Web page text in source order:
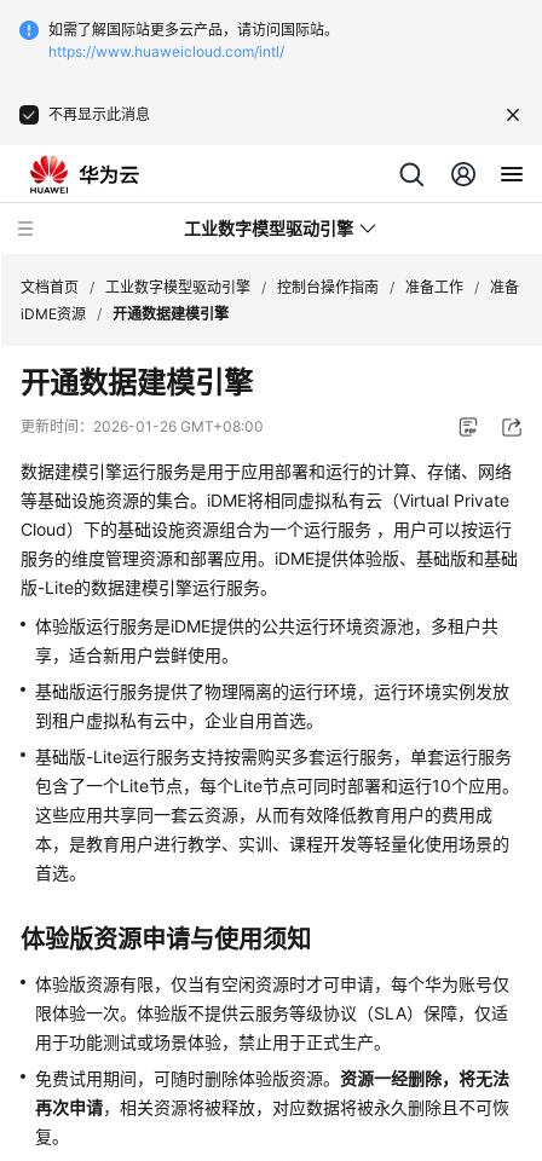
如需了解国际站更多云产品，请访问国际站。
https://www.huaweicloud.com/intl/
不再显示此消息
工业数字模型驱动引擎
最
新
动
产
品
介
绍
计
费
说
明
快
速
入
门
制
操
作
指
使
文档首页 / 工业数字模型驱动引擎 / 控制台操作指南 / 准备工作 / 准备
iDME资源 / 开通数据建模引擎
开通数据建模引擎
更新时间： 2026-01-26 GMT+08:00
数据建模引擎运行服务是用于应用部署和运行的计算、存储、网络
等基础设施资源的集合。 iDME将相同虚拟私有云（Virtual Private
Cloud）下的基础设施资源组合为一个运行服务 ，用户可以按运行
服务的维度管理资源和部署应用。 iDME提供体验版、基础版和基础
版-Lite的数据建模引擎运行服务。
体验版运行服务是iDME提供的公共运行环境资源池，多租户共
享，适合新用户尝鲜使用。
基础版运行服务提供了物理隔离的运行环境，运行环境实例发放
到租户虚拟私有云中，企业自用首选。
基础版-Lite运行服务支持按需购买多套运行服务，单套运行服务
包含了一个Lite节点，每个Lite节点可同时部署和运行10个应用。
这些应用共享同一套云资源，从而有效降低教育用户的费用成
本，是教育用户进行教学、实训、课程开发等轻量化使用场景的
首选。
体验版资源申请与使用须知
体验版资源有限，仅当有空闲资源时才可申请，每个华为账号仅
限体验一次。体验版不提供云服务等级协议（SLA）保障，仅适
用于功能测试或场景体验，禁止用于正式生产。
免费试用期间，可随时删除体验版资源。 资源一经删除，将无法
再次申请，相关资源将被释放，对应数据将被永久删除且不可恢
复。